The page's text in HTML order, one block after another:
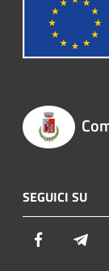
SEGUICI SU
Facebook